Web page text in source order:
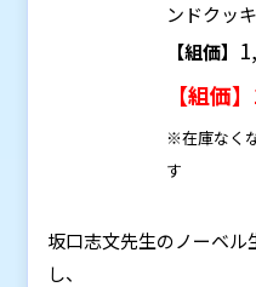
ンドクッ
【組価】
【組価
※在庫なく
す
坂口志文先生のノーベ
し、